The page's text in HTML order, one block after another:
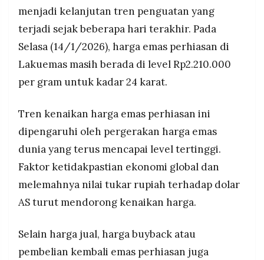
menjadi kelanjutan tren penguatan yang
terjadi sejak beberapa hari terakhir. Pada
Selasa (14/1/2026), harga emas perhiasan di
Lakuemas masih berada di level Rp2.210.000
per gram untuk kadar 24 karat.
Tren kenaikan harga emas perhiasan ini
dipengaruhi oleh pergerakan harga emas
dunia yang terus mencapai level tertinggi.
Faktor ketidakpastian ekonomi global dan
melemahnya nilai tukar rupiah terhadap dolar
AS turut mendorong kenaikan harga.
Selain harga jual, harga buyback atau
pembelian kembali emas perhiasan juga